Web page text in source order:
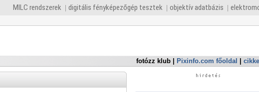
MILC rendszerek digitális fényképezőgép tesztek objektív adatbázis
fotózz klub Pixinfo.com főoldal